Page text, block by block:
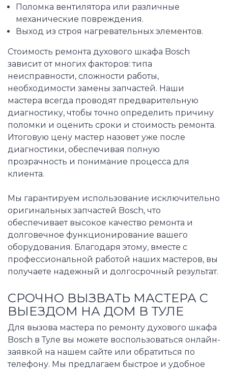
Поломка вентилятора или различные
механические повреждения.
Выход из строя нагревательных элементов.
Стоимость ремонта духового шкафа Bosch
зависит от многих факторов: типа
неисправности, сложности работы,
необходимости замены запчастей. Наши
мастера всегда проводят предварительную
диагностику, чтобы точно определить причину
поломки и оценить сроки и стоимость ремонта.
Итоговую цену мастер назовет уже после
диагностики, обеспечивая полную
прозрачность и понимание процесса для
клиента.
Мы гарантируем использование исключительно
оригинальных запчастей Bosch, что
обеспечивает высокое качество ремонта и
долговечное функционирование вашего
оборудования. Благодаря этому, вместе с
профессиональной работой наших мастеров, вы
получаете надежный и долгосрочный результат.
СРОЧНО ВЫЗВАТЬ МАСТЕРА С
ВЫЕЗДОМ НА ДОМ В ТУЛЕ
Для вызова мастера по ремонту духового шкафа
Bosch в Туле вы можете воспользоваться онлайн-
заявкой на нашем сайте или обратиться по
телефону. Мы предлагаем быстрое и удобное